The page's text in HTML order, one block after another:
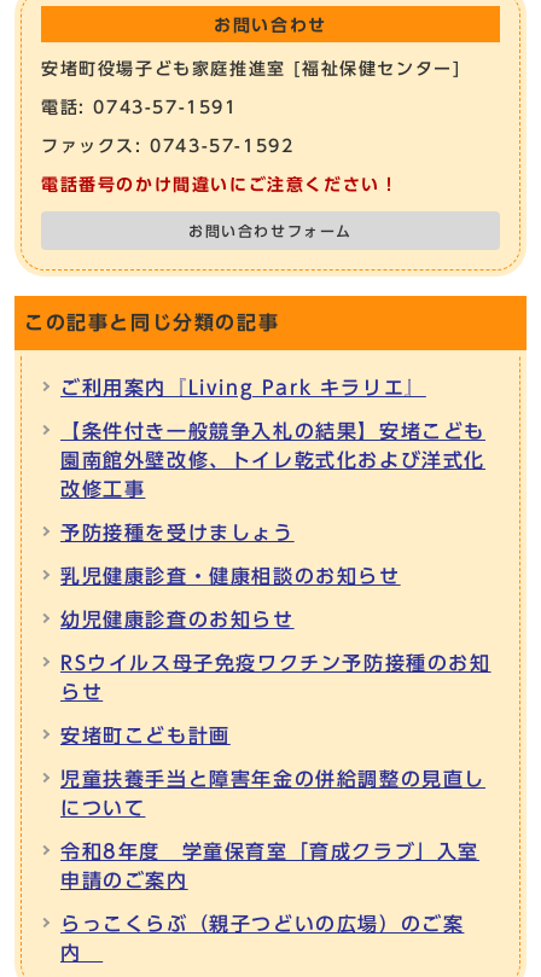
お問い合わせ
安堵町役場子ども家庭推進室 [福祉保健センター]
電話: 0743-57-1591
ファックス: 0743-57-1592
電話番号のかけ間違いにご注意ください！
お問い合わせフォーム
この記事と同じ分類の記事
ご利用案内『Living Park キラリエ』
【条件付き一般競争入札の結果】安堵こども
園南館外壁改修、トイレ乾式化および洋式化
改修工事
予防接種を受けましょう
乳児健康診査・健康相談のお知らせ
幼児健康診査のお知らせ
RSウイルス母子免疫ワクチン予防接種のお知
らせ
安堵町こども計画
児童扶養手当と障害年金の併給調整の見直し
について
令和8年度 学童保育室「育成クラブ」入室
申請のご案内
らっこくらぶ（親子つどいの広場）のご案
内